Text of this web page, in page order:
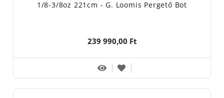
1/8-3/8oz 221cm - G. Loomis Pergető Bot
239 990,00 Ft